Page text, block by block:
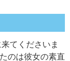
てくださいま
のは彼女の素直